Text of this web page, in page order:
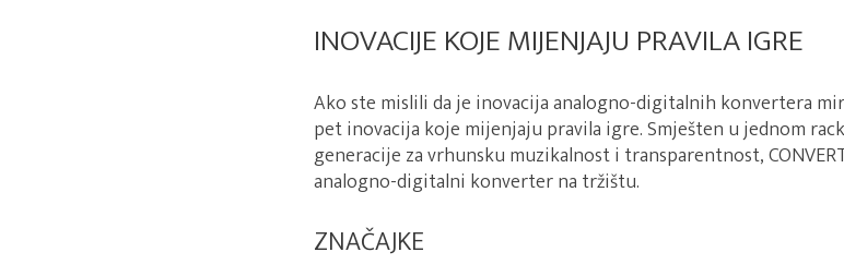
INOVACIJE KOJE MIJENJAJU PRAVILA IGRE
Ako ste mislili da je inovacija analogno-digitalnih konvertera
pet inovacija koje mijenjaju pravila igre. Smješten u jednom
generacije za vrhunsku muzikalnost i transparentnost,
analogno-digitalni konverter na tržištu.
ZNAČAJKE